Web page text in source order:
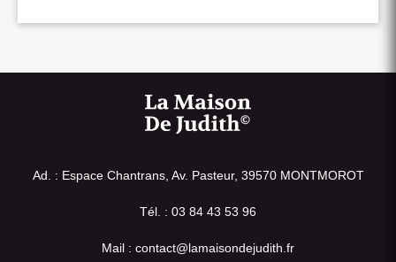
Ad. : Espace Chantrans, Av. Pasteur, 39570 MONTMOROT
Tél. : 03 84 43 53 96
Mail : contact@lamaisondejudith.fr